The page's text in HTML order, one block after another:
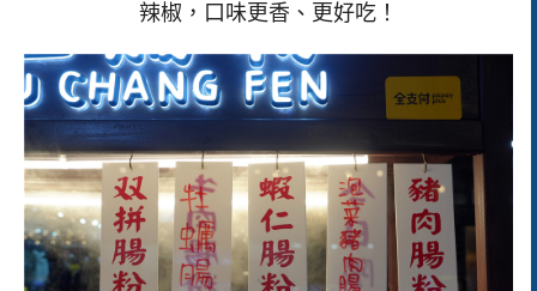
辣椒，口味更香、更好吃！